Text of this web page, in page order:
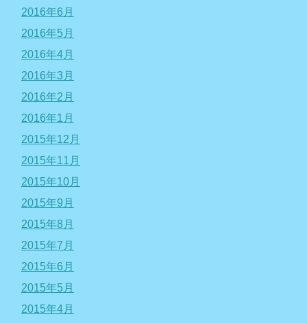
2016年6月
2016年5月
2016年4月
2016年3月
2016年2月
2016年1月
2015年12月
2015年11月
2015年10月
2015年9月
2015年8月
2015年7月
2015年6月
2015年5月
2015年4月